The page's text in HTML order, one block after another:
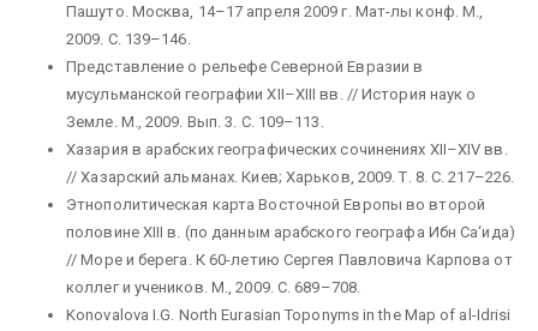
Пашуто. Москва, 14–17 апреля 2009 г. Мат-лы конф. М.,
2009. С. 139–146.
Представление о рельефе Северной Евразии в
мусульманской географии XII–XIII вв. // История наук о
Земле. М., 2009. Вып. 3. С. 109–113.
Хазария в арабских географических сочинениях XII–XIV вв.
// Хазарский альманах. Киев; Харьков, 2009. Т. 8. С. 217–226.
Этнополитическая карта Восточной Европы во второй
половине XIII в. (по данным арабского географа Ибн Са‘ида)
// Море и берега. К 60-летию Сергея Павловича Карпова от
коллег и учеников. М., 2009. С. 689–708.
Konovalova I.G. North Eurasian Toponyms in the Map of al-Idrisi